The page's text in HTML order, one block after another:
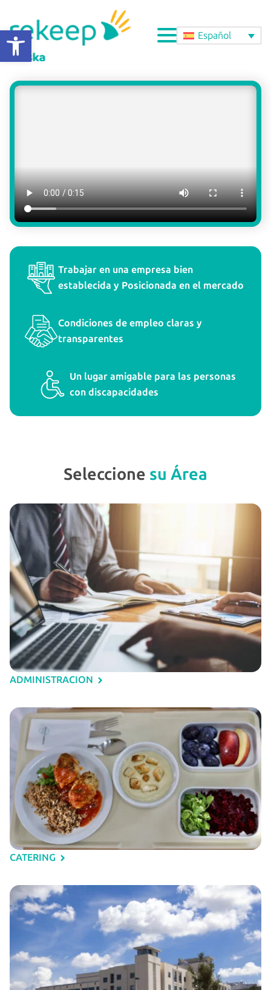
Abrir barra de herramientas Español
Trabajar en una empresa bien
establecida y Posicionada en el mercado
Condiciones de empleo claras y
transparentes
Un lugar amigable para las personas
con discapacidades
Seleccione su Área
ADMINISTRACION
CATERING